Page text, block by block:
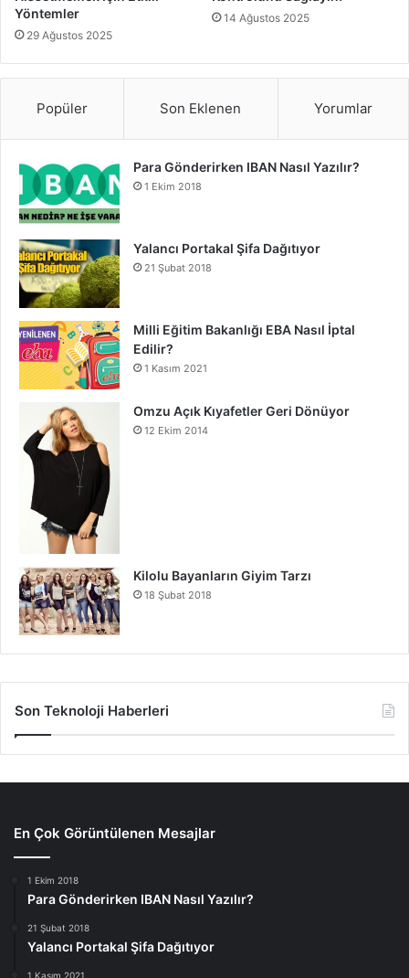
Yöntemler
29 Ağustos 2025
14 Ağustos 2025
Popüler Son Eklenen Yorumlar
Para Gönderirken IBAN Nasıl Yazılır?
1 Ekim 2018
Yalancı Portakal Şifa Dağıtıyor
21 Şubat 2018
Milli Eğitim Bakanlığı EBA Nasıl İptal
Edilir?
1 Kasım 2021
Omzu Açık Kıyafetler Geri Dönüyor
12 Ekim 2014
Kilolu Bayanların Giyim Tarzı
18 Şubat 2018
Son Teknoloji Haberleri
En Çok Görüntülenen Mesajlar
1 Ekim 2018
Para Gönderirken IBAN Nasıl Yazılır?
21 Şubat 2018
Yalancı Portakal Şifa Dağıtıyor
1 Kasım 2021